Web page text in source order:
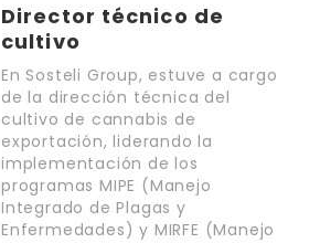
Director técnico de
cultivo
En Sosteli Group, estuve a cargo
de la dirección técnica del
cultivo de cannabis de
exportación, liderando la
implementación de los
programas MIPE (Manejo
Integrado de Plagas y
Enfermedades) y MIRFE (Manejo